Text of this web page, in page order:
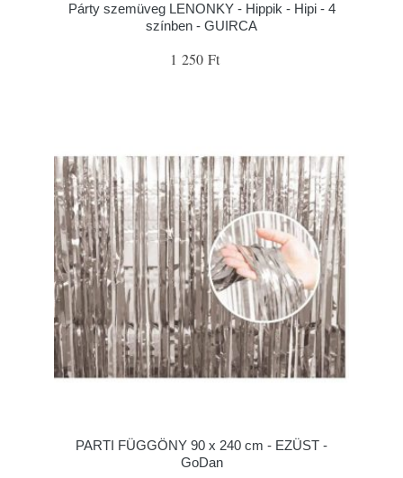
Párty szemüveg LENONKY - Hippik - Hipi - 4
színben - GUIRCA
1 250 Ft
PARTI FÜGGÖNY 90 x 240 cm - EZÜST -
GoDan